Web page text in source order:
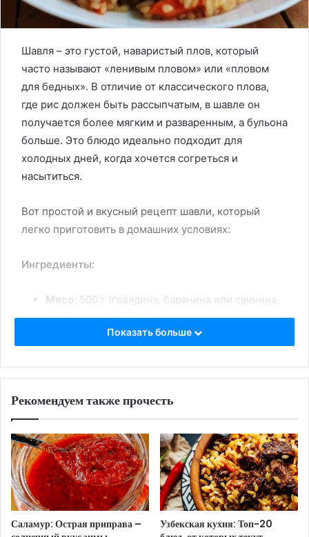
Шавля – это густой, наваристый плов, который
часто называют «ленивым пловом» или «пловом
для бедных». В отличие от классического плова,
где рис должен быть рассыпчатым, в шавле он
получается более мягким и разваренным, а бульона
больше. Это блюдо идеально подходит для
холодных дней, когда хочется согреться и
насытиться.
Вот простой и вкусный рецепт шавли, который
легко приготовить в домашних условиях:
Ингредиенты:
Мясо: 500 г (говядина, баранина или свинина,
можно с косточкой)
2 стакана (лучше всего подойдет
Лук:2 крупные головки
Морковь:2 крупные
Растительное масло:100-150 мл
Чеснок:1 головка
Вода:примерно 6-8 стаканов (зависит от сорта
риса)
Специи:зира (кумин), кориандр, куркума,
красный перец (по вкусу)
Показать больше
Рекомендуем также прочесть
Саламур: Острая приправа –
Узбекская кухня: Топ-20